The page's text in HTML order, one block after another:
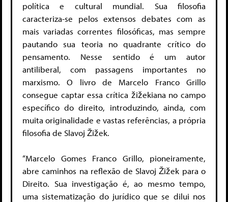
política e cultural mundial. Sua filosofia
caracteriza-se pelos extensos debates com as
mais variadas correntes filosóficas, mas sempre
pautando sua teoria no quadrante crítico do
pensamento. Nesse sentido é um autor
antiliberal, com passagens importantes no
marxismo. O livro de Marcelo Franco Grillo
consegue captar essa crítica žižekiana no campo
específico do direito, introduzindo, ainda, com
muita originalidade e vastas referências, a própria
filosofia de Slavoj Žižek.
“Marcelo Gomes Franco Grillo, pioneiramente,
abre caminhos na reflexão de Slavoj Žižek para o
Direito. Sua investigação é, ao mesmo tempo,
uma sistematização do jurídico que se dilui nos